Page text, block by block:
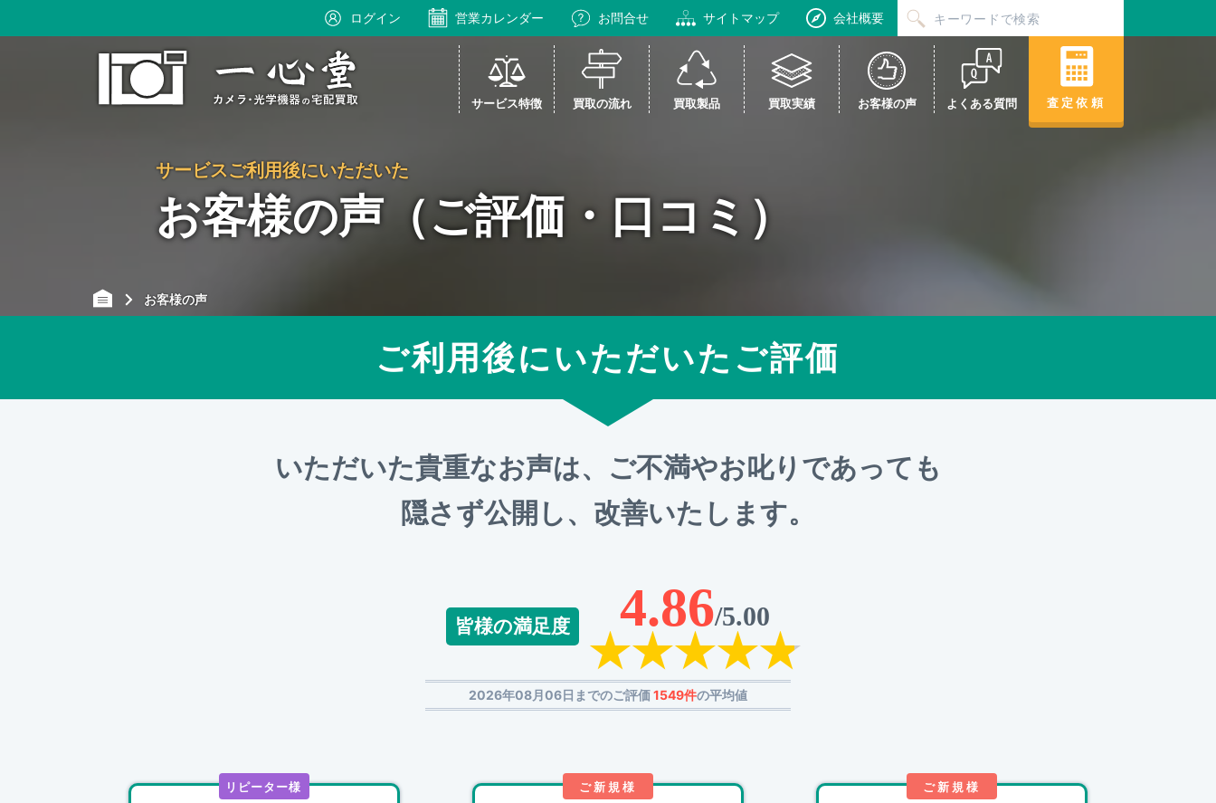
ログイン 営業カレンダー お問合せ サイトマップ 会社概要
サービス特徴 買取の流れ 買取製品 買取実績 お客様の声 よくある質問 査定依頼
サービスご利用後にいただいた
お客様の声（ご評価・口コミ）
お客様の声
ご利用後にいただいたご評価
いただいた貴重なお声は、ご不満やお叱り であっても
隠さず公開し、改善いたします。
皆様の満足度 4.86/5.00
2026年08月06日までのご評価1549件の平均値
リピーター様 ご新規様 ご新規様